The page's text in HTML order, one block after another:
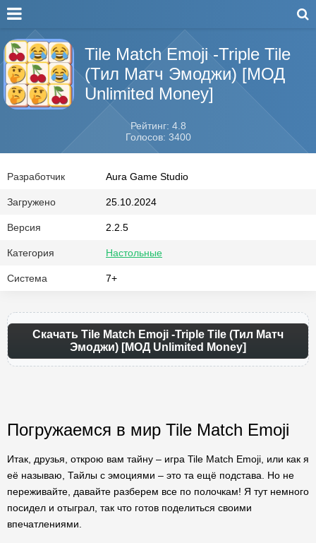
Tile Match Emoji -Triple Tile
(Тил Матч Эмоджи) [МОД
Unlimited Money]
Рейтинг: 4.8
Голосов: 3400
Разработчик Aura Game Studio
Загружено 25.10.2024
Версия 2.2.5
Категория Настольные
Система 7+
Скачать Tile Match Emoji -Triple Tile (Тил Матч
Эмоджи) [МОД Unlimited Money]
Погружаемся в мир Tile Match Emoji
Итак, друзья, открою вам тайну – игра Tile Match Emoji, или как я
её называю, Тайлы с эмоциями – это та ещё подстава. Но не
переживайте, давайте разберем все по полочкам! Я тут немного
посидел и отыграл, так что готов поделиться своими
впечатлениями.